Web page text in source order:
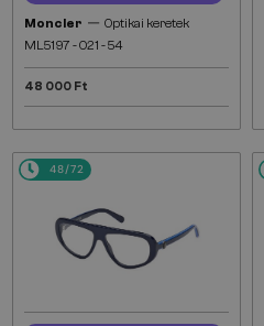
Moncler — Optikai keretek
ML5197 - 021 - 54
48 000 Ft
48/72